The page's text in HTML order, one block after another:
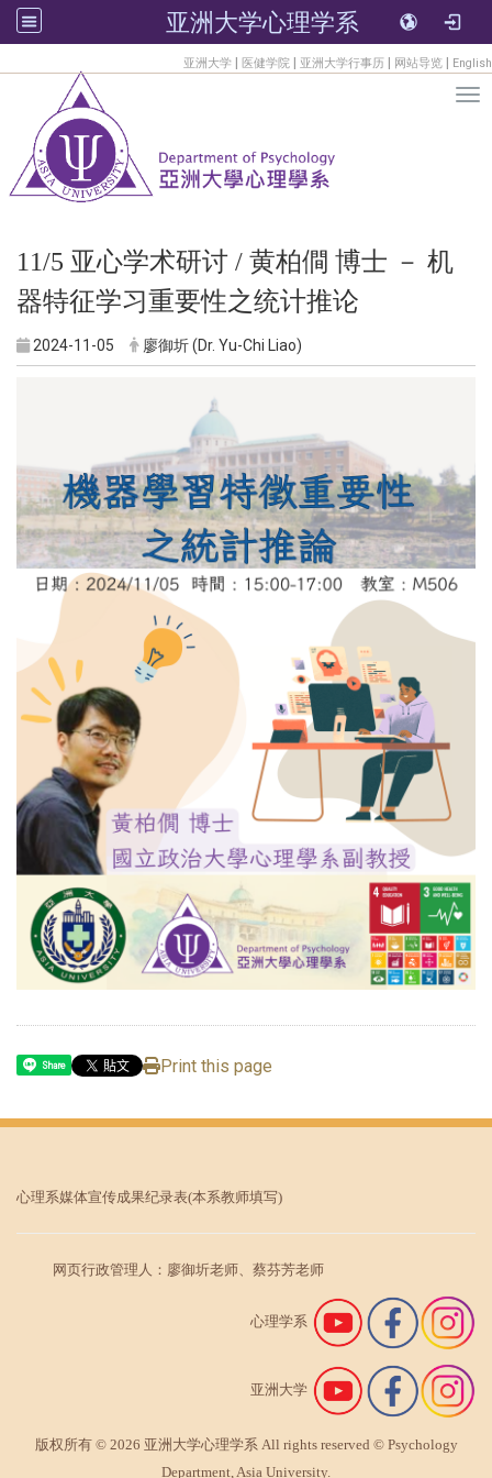
亚洲大学心理学系
亚洲大学 | 医健学院 | 亚洲大学行事历 | 网站导览 | English
11/5 亚心学术研讨 / 黄柏僴 博士 － 机
器特征学习重要性之统计推论
2024-11-05 廖御圻 (Dr. Yu-Chi Liao)
Share Print this page
心理系媒体宣传成果纪录表(本系教师填写)
网页行政管理人：廖御圻老师、蔡芬芳老师
心理学系
亚洲大学
版权所有 © 2026 亚洲大学心理学系 All rights reserved © Psychology
Department, Asia University.